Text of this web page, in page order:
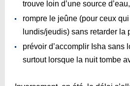
trouve loin d’une source d’eau,
rompre le jeûne (pour ceux
lundis/jeudis) sans retarder la
prévoir d’accomplir Isha sans
surtout lorsque la nuit tombe